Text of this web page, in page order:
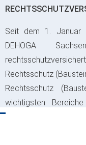
Seit dem 1. Januar
DEHOGA
Rechtsschutz
Rechtsschutz
wichtigsten
Risikos ab und sparen